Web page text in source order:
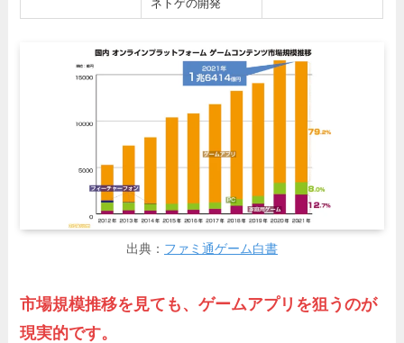
ネトゲの開発
出典： ファミ通ゲーム白書
市場規模推移を見ても、ゲームアプリを狙うのが
現実的です。